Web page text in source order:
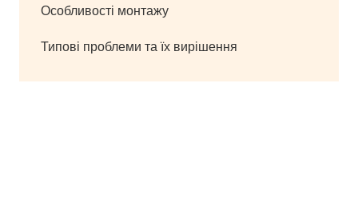
Особливості монтажу
Типові проблеми та їх вирішення